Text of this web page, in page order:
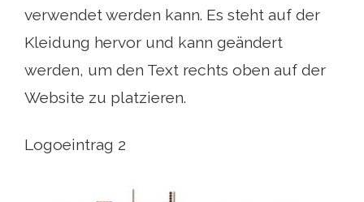
verwendet werden kann. Es steht auf der
Kleidung hervor und kann geändert
werden, um den Text rechts oben auf der
Website zu platzieren.
Logoeintrag 2